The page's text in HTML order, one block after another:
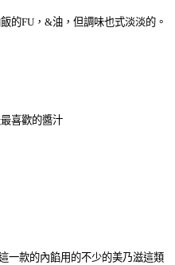
的FU ， &油，但調味也式淡淡的。
喜歡的醬汁
一款的內餡用的不少的美乃滋這類